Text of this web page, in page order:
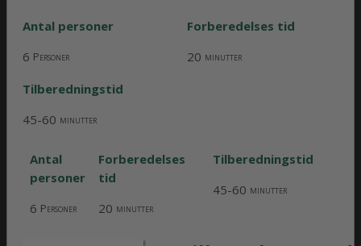
Antal personer
Forberedelses tid
6 Personer 20 minutter
Tilberedningstid
45-60 minutter
Antal
personer
Forberedelses
tid
6 Personer 20 minutter
Tilberedningstid
45-60 minutter